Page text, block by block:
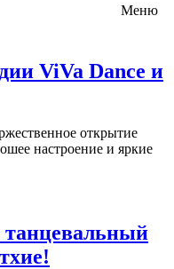
Меню
ViVa Dance и
открытие
настроение и яркие
танцевальный